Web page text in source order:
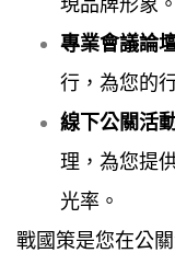
專業會議論
行，為您的
線下公關活
理，為您提
光率。
戰國策是您在公